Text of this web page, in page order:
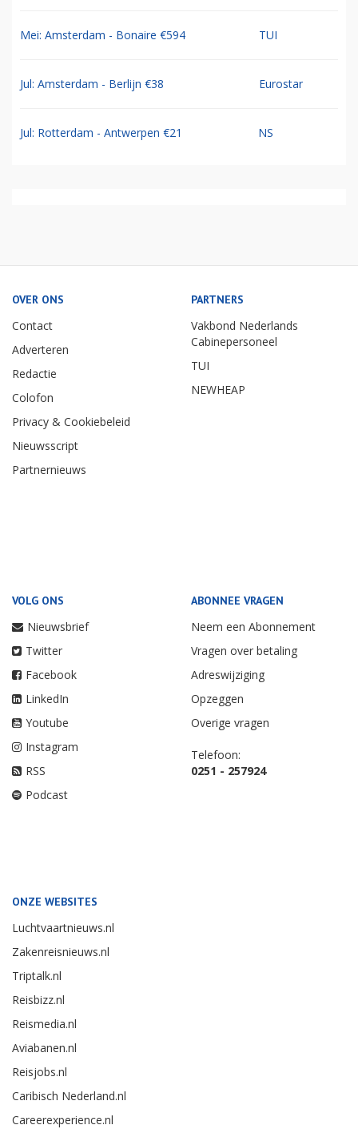
Mei: Amsterdam - Bonaire €594 TUI
Jul: Amsterdam - Berlijn €38 Eurostar
Jul: Rotterdam - Antwerpen €21 NS
OVER ONS
Contact
Adverteren
Redactie
Colofon
Privacy & Cookiebeleid
Nieuwsscript
Partnernieuws
PARTNERS
Vakbond Nederlands
Cabinepersoneel
TUI
NEWHEAP
VOLG ONS
Nieuwsbrief
Twitter
Facebook
LinkedIn
Youtube
Instagram
RSS
Podcast
ABONNEE VRAGEN
Neem een Abonnement
Vragen over betaling
Adreswijziging
Opzeggen
Overige vragen
Telefoon:
0251 - 257924
ONZE WEBSITES
Luchtvaartnieuws.nl
Zakenreisnieuws.nl
Triptalk.nl
Reisbizz.nl
Reismedia.nl
Aviabanen.nl
Reisjobs.nl
Caribisch Nederland.nl
Careerexperience.nl